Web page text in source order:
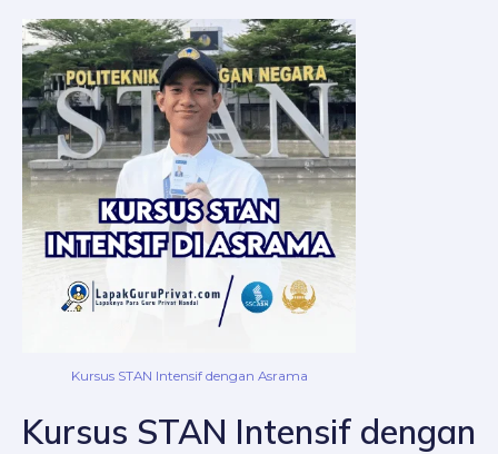
Kursus STAN Intensif dengan Asrama
Kursus STAN Intensif dengan